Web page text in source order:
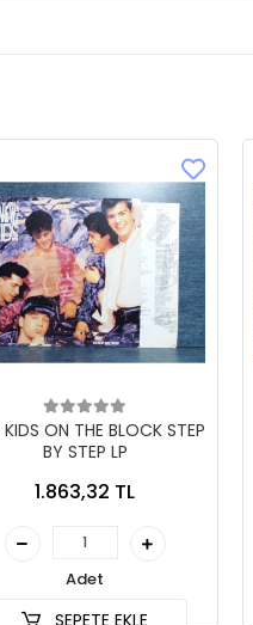
ON THE BLOCK STEP
BY STEP LP
1.863,32 TL
Adet
SEPETE EKLE